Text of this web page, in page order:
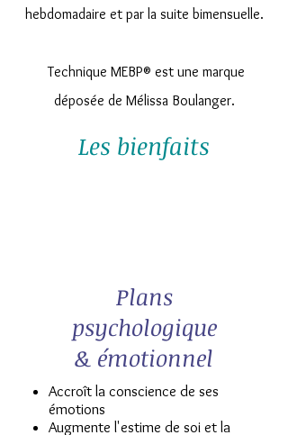
hebdomadaire et par la suite bimensuelle.
Technique MEBP® est une marque
déposée de Mélissa Boulanger.
Les bienfaits
Plans
psychologique
& émotionnel
Accroît la conscience de ses
émotions
Augmente l'estime de soi et la